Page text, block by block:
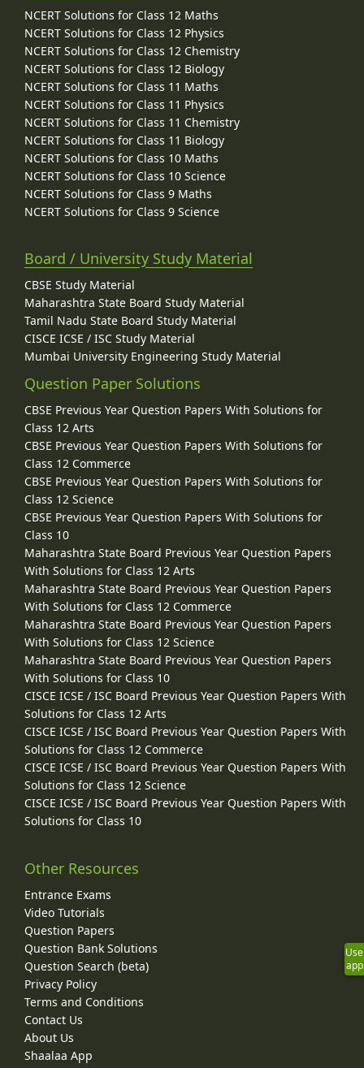
NCERT Solutions for Class 12 Maths
NCERT Solutions for Class 12 Physics
NCERT Solutions for Class 12 Chemistry
NCERT Solutions for Class 12 Biology
NCERT Solutions for Class 11 Maths
NCERT Solutions for Class 11 Physics
NCERT Solutions for Class 11 Chemistry
NCERT Solutions for Class 11 Biology
NCERT Solutions for Class 10 Maths
NCERT Solutions for Class 10 Science
NCERT Solutions for Class 9 Maths
NCERT Solutions for Class 9 Science
Board / University Study Material
CBSE Study Material
Maharashtra State Board Study Material
Tamil Nadu State Board Study Material
CISCE ICSE / ISC Study Material
Mumbai University Engineering Study Material
Question Paper Solutions
CBSE Previous Year Question Papers With Solutions for
Class 12 Arts
CBSE Previous Year Question Papers With Solutions for
Class 12 Commerce
CBSE Previous Year Question Papers With Solutions for
Class 12 Science
CBSE Previous Year Question Papers With Solutions for
Class 10
Maharashtra State Board Previous Year Question Papers
With Solutions for Class 12 Arts
Maharashtra State Board Previous Year Question Papers
With Solutions for Class 12 Commerce
Maharashtra State Board Previous Year Question Papers
With Solutions for Class 12 Science
Maharashtra State Board Previous Year Question Papers
With Solutions for Class 10
CISCE ICSE / ISC Board Previous Year Question Papers With
Solutions for Class 12 Arts
CISCE ICSE / ISC Board Previous Year Question Papers With
Solutions for Class 12 Commerce
CISCE ICSE / ISC Board Previous Year Question Papers With
Solutions for Class 12 Science
CISCE ICSE / ISC Board Previous Year Question Papers With
Solutions for Class 10
Other Resources
Entrance Exams
Video Tutorials
Question Papers
Question Bank Solutions
Question Search (beta)
Privacy Policy
Terms and Conditions
Contact Us
About Us
Shaalaa App
Use
app